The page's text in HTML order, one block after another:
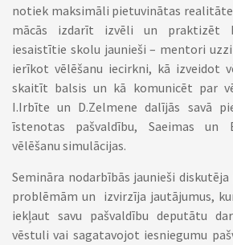
notiek maksimāli pietuvinātas
mācās izdarīt izvēli un praktizēt
iesaistītie skolu jaunieši – mentori
ierīkot vēlēšanu iecirkni, kā izveidot
skaitīt balsis un kā komunicēt par
I.Irbīte un D.Zelmene dalījās savā
īstenotas pašvaldību, Saeimas un
vēlēšanu simulācijas.
Semināra nodarbībās jaunieši
problēmām un izvirzīja jautājumus,
iekļaut savu pašvaldību deputātu
vēstuli vai sagatavojot iesniegumu